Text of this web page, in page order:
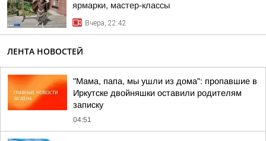
ярмарки, мастер-классы
Вчера, 22:42
ЛЕНТА НОВОСТЕЙ
"Мама, папа, мы ушли из дома": пропавшие в
Иркутске двойняшки оставили родителям
записку
04:51